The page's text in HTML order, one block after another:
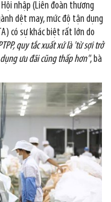
nhập (Liên đoàn thương
dệt may, mức độ tận dụng
có sự khác biệt rất lớn do
quy tắc xuất xứ là 'từ sợi trở
ưu đãi cũng thấp hơn", bà